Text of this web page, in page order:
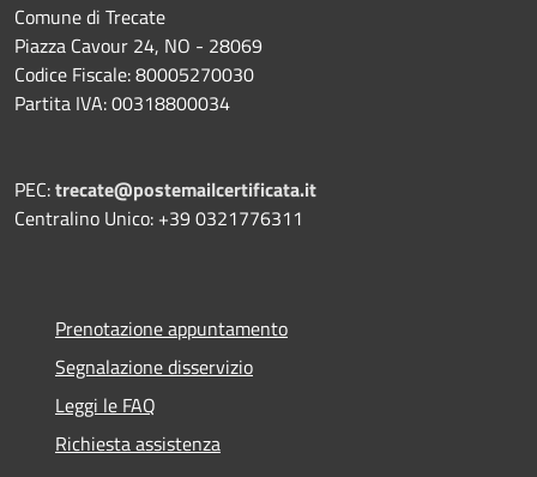
Comune di Trecate
Piazza Cavour 24, NO - 28069
Codice Fiscale: 80005270030
Partita IVA: 00318800034
PEC:trecate@postemailcertificata.it
Centralino Unico: +39 0321776311
Prenotazione appuntamento
Segnalazione disservizio
Leggi le FAQ
Richiesta assistenza